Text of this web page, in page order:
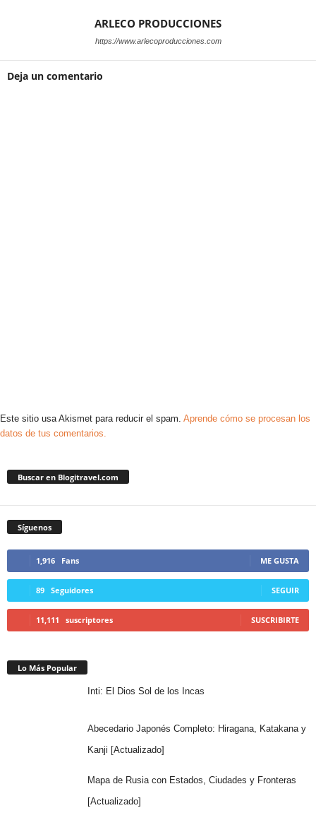
ARLECO PRODUCCIONES
https://www.arlecoproducciones.com
Deja un comentario
Este sitio usa Akismet para reducir el spam. Aprende cómo se procesan los
datos de tus comentarios.
Buscar en Blogitravel.com
Síguenos
1,916 Fans ME GUSTA
89 Seguidores SEGUIR
11,111 suscriptores SUSCRIBIRTE
Lo Más Popular
Inti: El Dios Sol de los Incas
Abecedario Japonés Completo: Hiragana, Katakana y
Kanji [Actualizado]
Mapa de Rusia con Estados, Ciudades y Fronteras
[Actualizado]